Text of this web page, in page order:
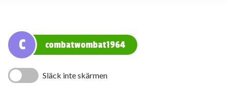
C combatwombat1964
Släck inte skärmen